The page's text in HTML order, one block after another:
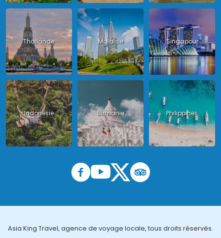
Thailande Malaisie Singapour
Indonésie Birmanie Philippines
Asia King Travel, agence de voyage locale, tous droits réservés.